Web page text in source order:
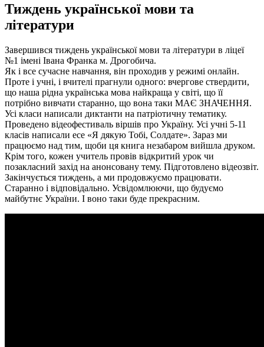
Тиждень української мови та
літератури
Завершився тиждень української мови та літератури в ліцеї
№1 імені Івана Франка м. Дрогобича.
Як і все сучасне навчання, він проходив у режимі онлайн.
Проте і учні, і вчителі прагнули одного: вчергове ствердити,
що наша рідна українська мова найкраща у світі, що її
потрібно вивчати старанно, що вона таки МАЄ ЗНАЧЕННЯ.
Усі класи написали диктанти на патріотичну тематику.
Проведено відеофестиваль віршів про Україну. Усі учні 5-11
класів написали есе «Я дякую Тобі, Солдате». Зараз ми
працюємо над тим, щоби ця книга незабаром вийшла друком.
Крім того, кожен учитель провів відкритий урок чи
позакласний захід на анонсовану тему. Підготовлено відеозвіт.
Закінчується тиждень, а ми продовжуємо працювати.
Старанно і відповідально. Усвідомлюючи, що будуємо
майбутнє України. І воно таки буде прекрасним.